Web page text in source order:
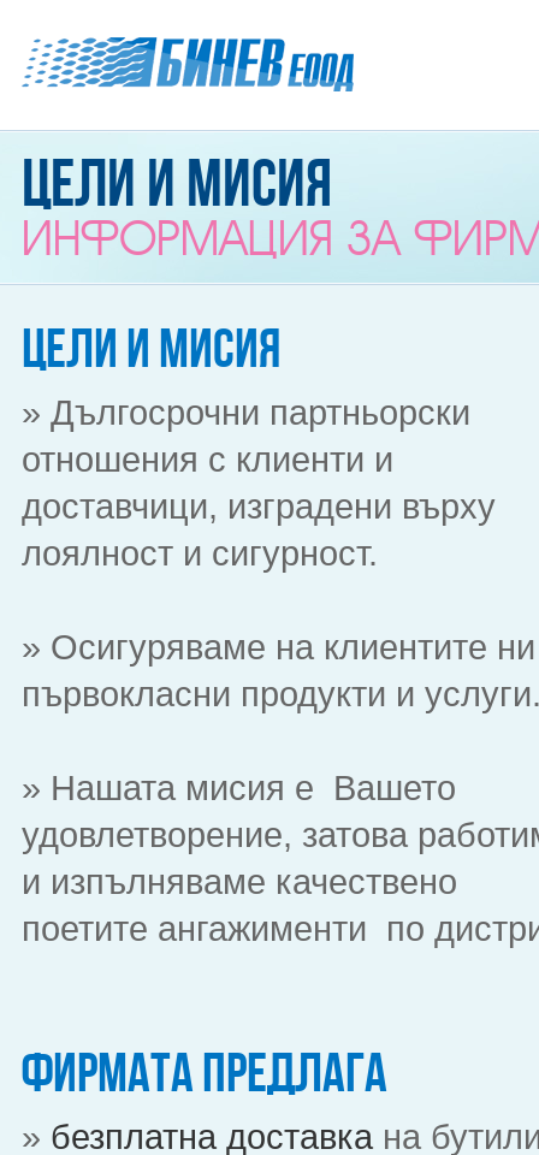
Цели и мисия
ИНФОРМАЦИЯ ЗА
Цели и мисия
» Дългосрочни партньорски
отношения с клиенти и
доставчици, изградени върху
лоялност и сигурност.
» Осигуряваме на клиентите ни
първокласни продукти и
» Нашата мисия е Вашето
удовлетворение, затова
и изпълняваме качествено
поетите ангажименти по
Фирмата предлага
» безплатна доставкана